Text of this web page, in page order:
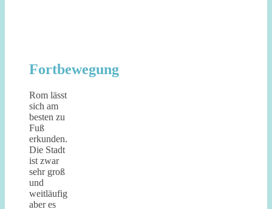
Fortbewegung
Rom lässt
sich am
besten zu
Fuß
erkunden.
Die Stadt
ist zwar
sehr groß
und
weitläufig
aber es